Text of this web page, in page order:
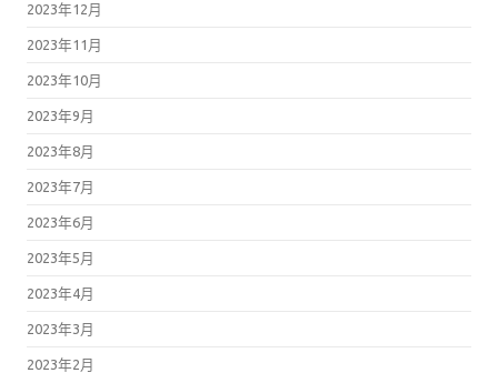
2023年12月
2023年11月
2023年10月
2023年9月
2023年8月
2023年7月
2023年6月
2023年5月
2023年4月
2023年3月
2023年2月